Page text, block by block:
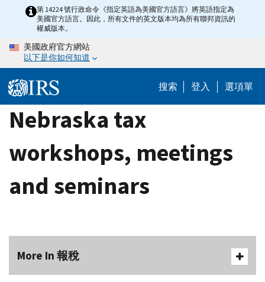
content
第 14224 號行政命令《指定英語為美國官方語言》將英語指定為
美國官方語言。因此，所有文件的英文版本均為所有聯邦資訊的
權威版本。
美國政府官方網站
以下是你如何知道
搜索 登入 選項單
Nebraska tax
workshops, meetings
and seminars
More In 報稅